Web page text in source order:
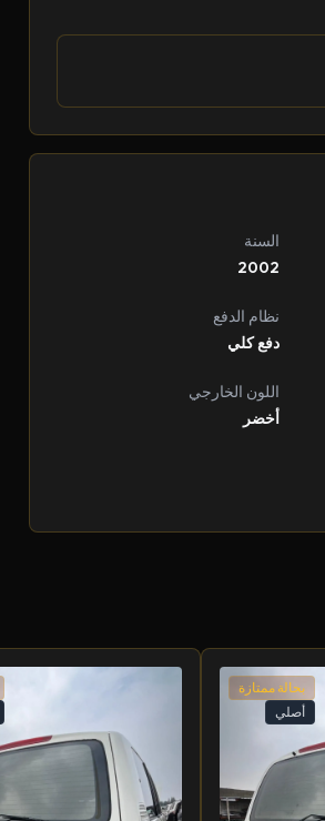
السنة
2002
نظام الدفع
دفع كلي
اللون الخارجي
أخضر
بحالة ممتازة
أصلي